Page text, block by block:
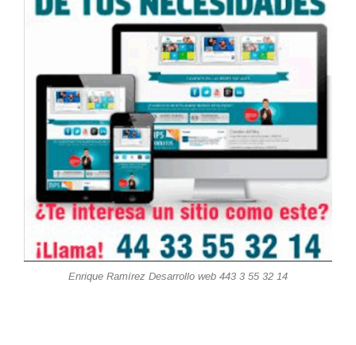
Enrique Ramírez Desarrollo web 443 3 55 32 14